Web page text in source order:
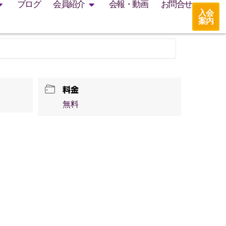
ブログ 会員紹介 会報・動画
お問合せ
入会
案内
料金
無料